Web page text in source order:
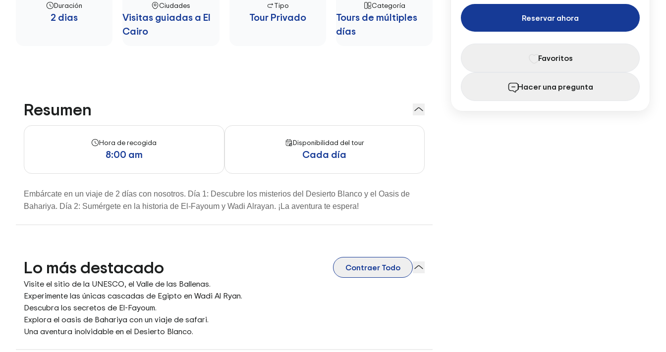
Duración
2 dias
Ciudades
Visitas guiadas a El
Cairo
Tipo
Tour Privado
Categoría
Tours de múltiples
días
Resumen
Hora de recogida
8:00 am
Disponibilidad del tour
Cada día
Embárcate en un viaje de 2 días con nosotros. Día 1: Descubre los misterios del Desierto Blanco y el Oasis de
Bahariya. Día 2: Sumérgete en la historia de El-Fayoum y Wadi Alrayan. ¡La aventura te espera!
Lo más destacado
Contraer Todo
Visite el sitio de la UNESCO, el Valle de las Ballenas.
Experimente las únicas cascadas de Egipto en Wadi Al Ryan.
Descubra los secretos de El-Fayoum.
Explora el oasis de Bahariya con un viaje de safari.
Una aventura inolvidable en el Desierto Blanco.
Reservar ahora
Favoritos
Hacer una pregunta